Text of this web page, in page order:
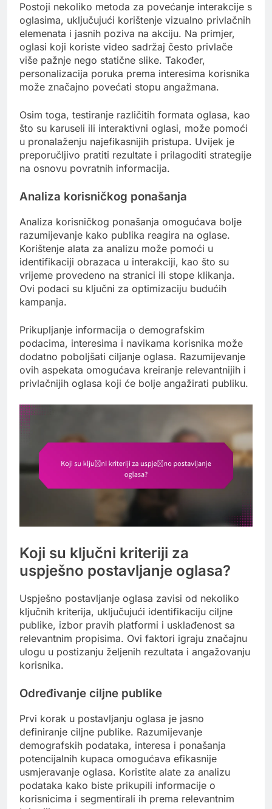
Postoji nekoliko metoda za povećanje interakcije s
oglasima, uključujući korištenje vizualno privlačnih
elemenata i jasnih poziva na akciju. Na primjer,
oglasi koji koriste video sadržaj često privlače
više pažnje nego statične slike. Također,
personalizacija poruka prema interesima korisnika
može značajno povećati stopu angažmana.
Osim toga, testiranje različitih formata oglasa, kao
što su karuseli ili interaktivni oglasi, može pomoći
u pronalaženju najefikasnijih pristupa. Uvijek je
preporučljivo pratiti rezultate i prilagoditi strategije
na osnovu povratnih informacija.
Analiza korisničkog ponašanja
Analiza korisničkog ponašanja omogućava bolje
razumijevanje kako publika reagira na oglase.
Korištenje alata za analizu može pomoći u
identifikaciji obrazaca u interakciji, kao što su
vrijeme provedeno na stranici ili stope klikanja.
Ovi podaci su ključni za optimizaciju budućih
kampanja.
Prikupljanje informacija o demografskim
podacima, interesima i navikama korisnika može
dodatno poboljšati ciljanje oglasa. Razumijevanje
ovih aspekata omogućava kreiranje relevantnijih i
privlačnijih oglasa koji će bolje angažirati publiku.
Koji su ključni kriteriji za
uspješno postavljanje oglasa?
Uspješno postavljanje oglasa zavisi od nekoliko
ključnih kriterija, uključujući identifikaciju ciljne
publike, izbor pravih platformi i usklađenost sa
relevantnim propisima. Ovi faktori igraju značajnu
ulogu u postizanju željenih rezultata i angažovanju
korisnika.
Određivanje ciljne publike
Prvi korak u postavljanju oglasa je jasno
definiranje ciljne publike. Razumijevanje
demografskih podataka, interesa i ponašanja
potencijalnih kupaca omogućava efikasnije
usmjeravanje oglasa. Koristite alate za analizu
podataka kako biste prikupili informacije o
korisnicima i segmentirali ih prema relevantnim